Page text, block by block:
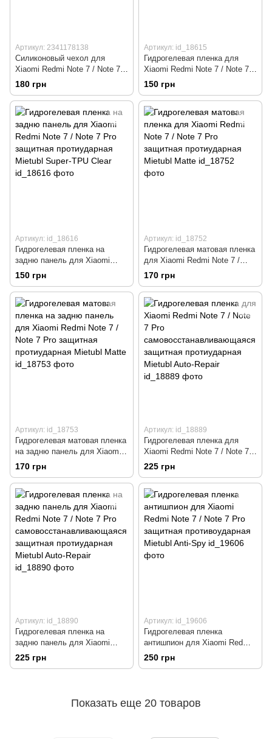
Артикул: 2341178138
Силиконовый чехол для
Xiaomi Redmi Note 7 / Note 7
Pro темно синий Soft Silicone
Case Full (бампер)
180 грн
Артикул: id_18615
Гидрогелевая пленка для
Xiaomi Redmi Note 7 / Note 7
Pro защитная протиударная
Mietubl Super-TPU Clear
150 грн
Артикул: id_18616
Гидрогелевая пленка на
задню панель для Xiaomi
Redmi Note 7 / Note 7 Pro
защитная протиударная
Mietubl Super-TPU Clear
150 грн
Артикул: id_18752
Гидрогелевая матовая пленка
для Xiaomi Redmi Note 7 /
Note 7 Pro защитная
протиударная Mietubl Matte
170 грн
Артикул: id_18753
Гидрогелевая матовая пленка
на задню панель для Xiaomi
Redmi Note 7 / Note 7 Pro
защитная протиударная
Mietubl Matte
170 грн
Артикул: id_18889
Гидрогелевая пленка для
Xiaomi Redmi Note 7 / Note 7
Pro
самовосстанавливающаяся
защитная протиударная
Mietubl Auto-Repair
225 грн
Артикул: id_18890
Гидрогелевая пленка на
задню панель для Xiaomi
Redmi Note 7 / Note 7 Pro
самовосстанавливающаяся
225 грн
Артикул: id_19606
Гидрогелевая пленка
антишпион для Xiaomi Redmi
Note 7 / Note 7 Pro защитная
противоударная Mietubl Anti-
250 грн
Показать еще 20 товаров